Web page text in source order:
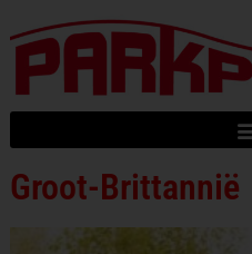
Groot-Brittannië